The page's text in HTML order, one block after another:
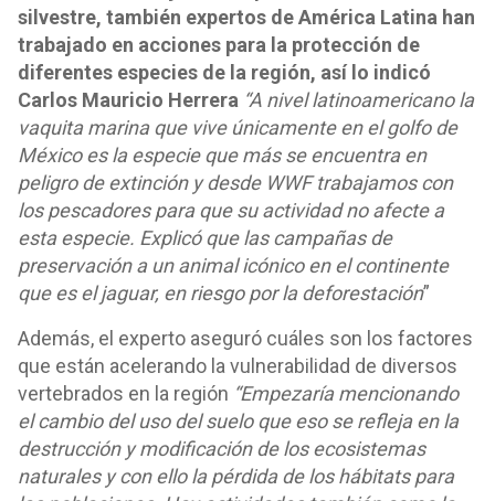
silvestre, también expertos de América Latina han
trabajado en acciones para la protección de
diferentes especies de la región, así lo indicó
Carlos Mauricio Herrera “A nivel latinoamericano la
vaquita marina que vive únicamente en el golfo de
México es la especie que más se encuentra en
peligro de extinción y desde WWF trabajamos con
los pescadores para que su actividad no afecte a
esta especie. Explicó que las campañas de
preservación a un animal icónico en el continente
que es el jaguar, en riesgo por la deforestación”
Además, el experto aseguró cuáles son los factores
que están acelerando la vulnerabilidad de diversos
vertebrados en la región “Empezaría mencionando
el cambio del uso del suelo que eso se refleja en la
destrucción y modificación de los ecosistemas
naturales y con ello la pérdida de los hábitats para